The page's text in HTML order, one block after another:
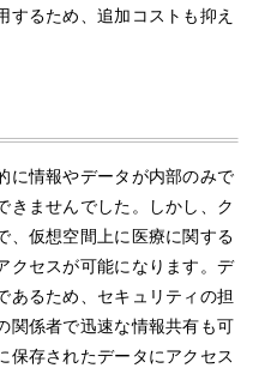
するため、追加コストも抑え
に情報やデータが内部のみで
きませんでした。しかし、ク
、仮想空間上に医療に関する
クセスが可能になります。デ
あるため、セキュリティの担
関係者で迅速な情報共有も可
保存されたデータにアクセス